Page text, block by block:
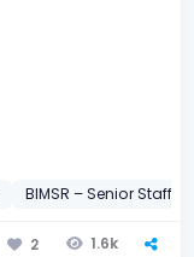
BIMSR – Senior Staff
2 1.6k